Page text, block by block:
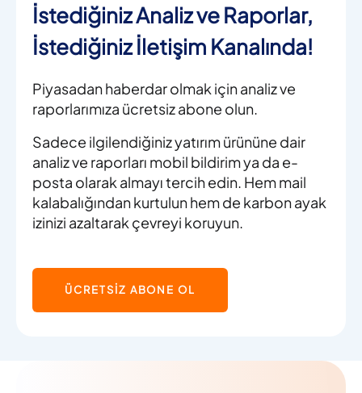
İstediğiniz Analiz ve Raporlar,
İstediğiniz İletişim Kanalında!
Piyasadan haberdar olmak için analiz ve
raporlarımıza ücretsiz abone olun.
Sadece ilgilendiğiniz yatırım ürününe dair
analiz ve raporları mobil bildirim ya da e-
posta olarak almayı tercih edin. Hem mail
kalabalığından kurtulun hem de karbon ayak
izinizi azaltarak çevreyi koruyun.
ÜCRETSİZ ABONE OL